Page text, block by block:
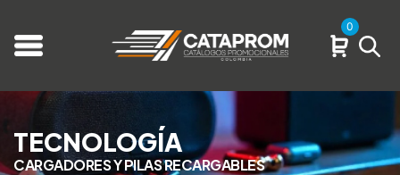
0
TECNOLOGÍA
CARGADORES Y PILAS RECARGABLES